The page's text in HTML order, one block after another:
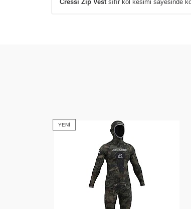
Cressi Zip Vest sıfır kol kesimi sayesinde
YENI